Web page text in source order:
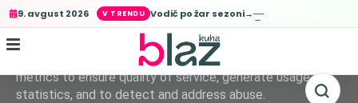
9. avgust 2026 Vodič po žar sezoni→
This site uses cookies from Google to deliver its services
and to analyze traffic. Your IP address and user-agent are
shared with Google along with performance and security
metrics to ensure quality of service, generate usage
statistics, and to detect and address abuse.